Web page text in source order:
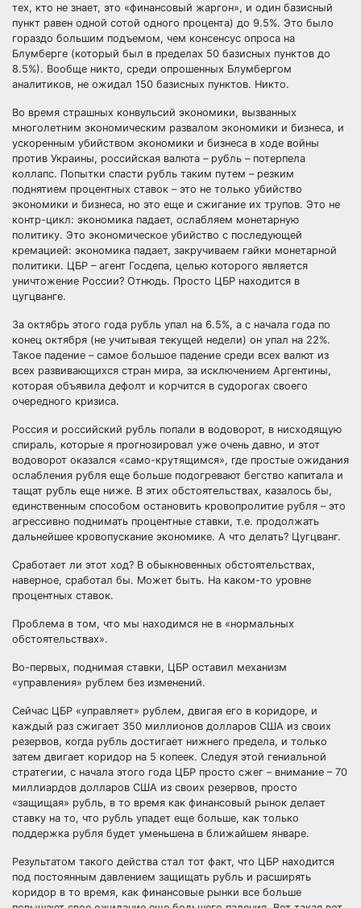
тех, кто не знает, это «финансовый жаргон», и один базисный
пункт равен одной сотой одного процента) до 9.5%. Это было
гораздо большим подъемом, чем консенсус опроса на
Блумберге (который был в пределах 50 базисных пунктов до
8.5%). Вообще никто, среди опрошенных Блумбергом
аналитиков, не ожидал 150 базисных пунктов. Никто.
Во время страшных конвульсий экономики, вызванных
многолетним экономическим развалом экономики и бизнеса, и
ускоренным убийством экономики и бизнеса в ходе войны
против Украины, российская валюта – рубль – потерпела
коллапс. Попытки спасти рубль таким путем – резким
поднятием процентных ставок – это не только убийство
экономики и бизнеса, но это еще и сжигание их трупов. Это не
контр-цикл: экономика падает, ослабляем монетарную
политику. Это экономическое убийство с последующей
кремацией: экономика падает, закручиваем гайки монетарной
политики. ЦБР – агент Госдепа, целью которого является
уничтожение России? Отнюдь. Просто ЦБР находится в
цугцванге.
За октябрь этого года рубль упал на 6.5%, а с начала года по
конец октября (не учитывая текущей недели) он упал на 22%.
Такое падение – самое большое падение среди всех валют из
всех развивающихся стран мира, за исключением Аргентины,
которая объявила дефолт и корчится в судорогах своего
очередного кризиса.
Россия и российский рубль попали в водоворот, в нисходящую
спираль, которые я прогнозировал уже очень давно, и этот
водоворот оказался «само-крутящимся», где простые ожидания
ослабления рубля еще больше подогревают бегство капитала и
тащат рубль еще ниже. В этих обстоятельствах, казалось бы,
единственным способом остановить кровопролитие рубля – это
агрессивно поднимать процентные ставки, т.е. продолжать
дальнейшее кровопускание экономике. А что делать? Цугцванг.
Сработает ли этот ход? В обыкновенных обстоятельствах,
наверное, сработал бы. Может быть. На каком-то уровне
процентных ставок.
Проблема в том, что мы находимся не в «нормальных
обстоятельствах».
Во-первых, поднимая ставки, ЦБР оставил механизм
«управления» рублем без изменений.
Сейчас ЦБР «управляет» рублем, двигая его в коридоре, и
каждый раз сжигает 350 миллионов долларов США из своих
резервов, когда рубль достигает нижнего предела, и только
затем двигает коридор на 5 копеек. Следуя этой гениальной
стратегии, с начала этого года ЦБР просто сжег – внимание – 70
миллиардов долларов США из своих резервов, просто
«защищая» рубль, в то время как финансовый рынок делает
ставку на то, что рубль упадет еще больше, как только
поддержка рубля будет уменьшена в ближайшем январе.
Результатом такого действа стал тот факт, что ЦБР находится
под постоянным давлением защищать рубль и расширять
коридор в то время, как финансовые рынки все больше